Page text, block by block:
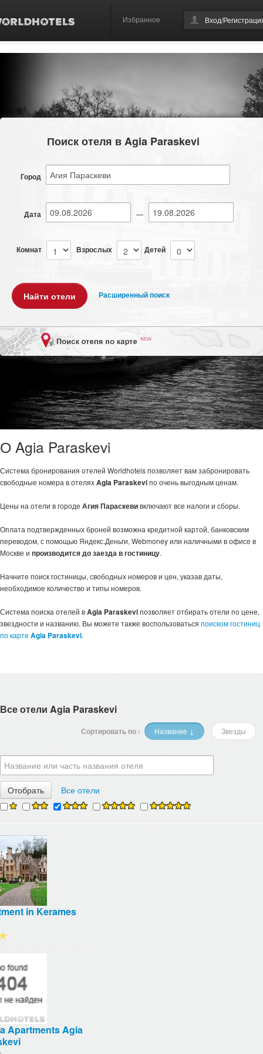
Избранное Вход/
Поиск отеля в Agia Paraskevi
Город
Дата —
Комнат Взрослых Детей
Расширенный поиск
О Agia Paraskevi
Система бронирования отелей Worldhotels позволяет вам забронировать
свободные номера в отеляхAgia Paraskeviпо очень выгодным ценам.
Цены на отели в городе Агия Параскевивключают все налоги и сборы.
Оплата подтвержденных броней возможна кредитной картой, банковским
переводом, с помощью Яндекс.Деньги, Webmoney или наличными в офисе в
Москве и производится до заезда в гостиницу.
Начните поиск гостиницы, свободных номеров и цен, указав даты,
необходимое количество и типы номеров.
Система поиска отелей вAgia Paraskeviпозволяет отбирать отели по цене,
звездности и названию. Вы можете также воспользоваться поиском гостиниц
по карте Agia Paraskevi.
Все отели Agia Paraskevi
Сортировать по : Название ↓ Звезды
Все отели
in Kerames
Apartments Agia